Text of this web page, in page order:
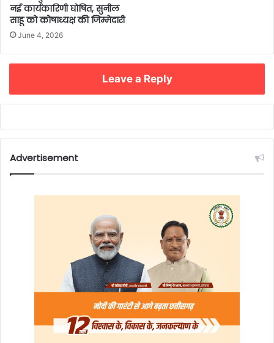
नई कार्यकारिणी घोषित, सुनील
साहू को कोषाध्यक्ष की जिम्मेदारी
June 4, 2026
Leave a Reply
Advertisement